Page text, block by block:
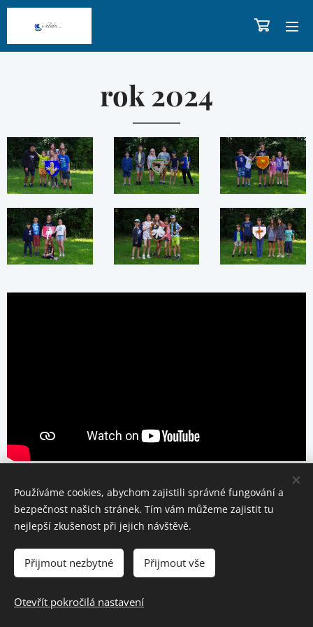
rok 2024
Vytvořeno službou
Používáme cookies, abychom zajistili správné fungování a
bezpečnost našich stránek. Tím vám můžeme zajistit tu
nejlepší zkušenost při jejich návštěvě.
Přijmout nezbytné Přijmout vše
Otevřít pokročilá nastavení